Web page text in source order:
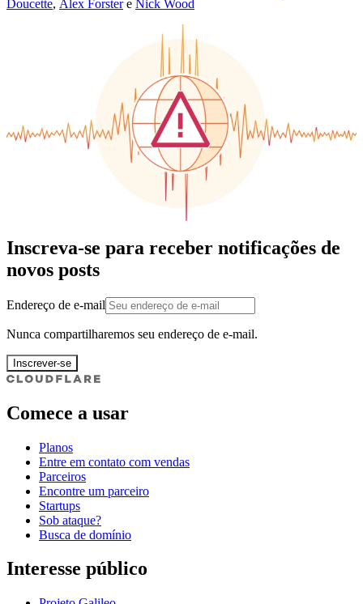
Doucette, Alex Forstere Nick Wood
Inscreva-se para receber notificações de
novos posts
Endereço de e-mail
Nunca compartilharemos seu endereço de e-mail.
Inscrever-se
Comece a usar
Planos
Entre em contato com vendas
Parceiros
Encontre um parceiro
Startups
Sob ataque?
Busca de domínio
Interesse público